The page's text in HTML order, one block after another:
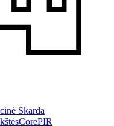
Skarda
CorePIR